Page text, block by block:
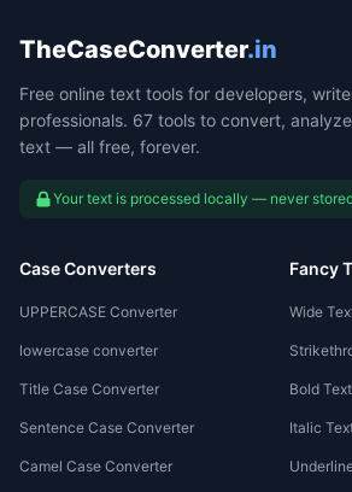
TheCaseConverter.in
Free online text tools for developers,
professionals. 67 tools to convert,
text — all free, forever.
Your text is processed locally — never
Case Converters
UPPERCASE Converter
lowercase converter
Title Case Converter
Sentence Case Converter
Camel Case Converter
Fancy
Wide
Bold
Italic